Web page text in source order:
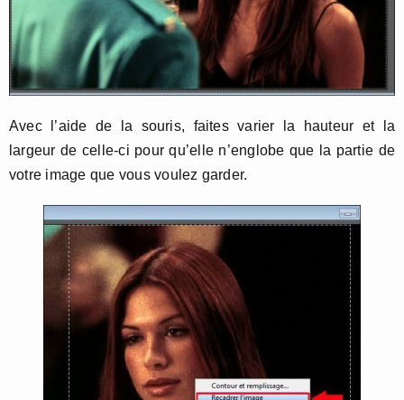
Avec l’aide de la souris, faites varier la hauteur et la
largeur de celle-ci pour qu’elle n’englobe que la partie de
votre image que vous voulez garder.